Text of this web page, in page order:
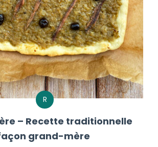
R
– Recette traditionnelle
grand-mère